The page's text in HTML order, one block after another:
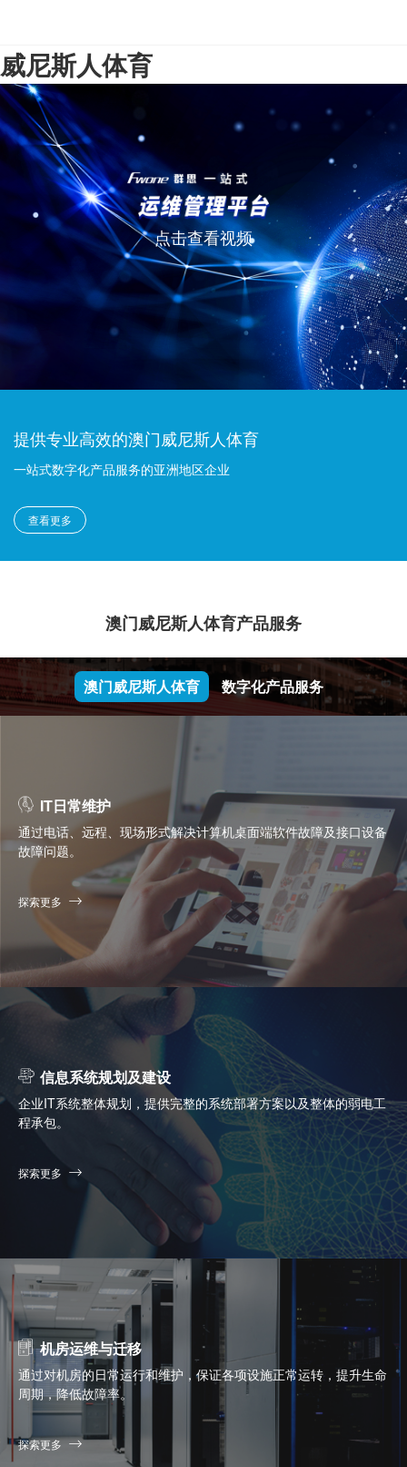
威尼斯人体育
点击查看视频
提供专业高效的澳门威尼斯人体育
一站式数字化产品服务的亚洲地区企业
查看更多
澳门威尼斯人体育产品服务
澳门威尼斯人体育 数字化产品服务
IT日常维护
通过电话、远程、现场形式解决计算机桌面端软件故障及接口设备
故障问题。
探索更多
信息系统规划及建设
企业IT系统整体规划，提供完整的系统部署方案以及整体的弱电工
程承包。
探索更多
机房运维与迁移
通过对机房的日常运行和维护，保证各项设施正常运转，提升生命
周期，降低故障率。
探索更多